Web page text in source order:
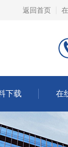
返回首页
下载 在